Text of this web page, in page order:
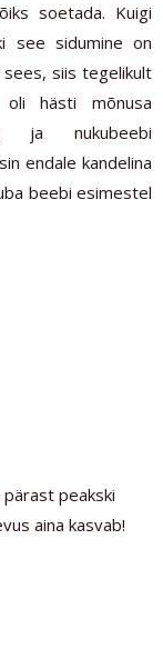
soetada. Kuigi
see sidumine on
siis tegelikult
hästi mõnusa
ja nukubeebi
endale kandelina
beebi esimestel
pärast peakski
aina kasvab!